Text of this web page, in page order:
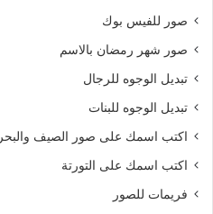
صور للفيس بوك
صور شهر رمضان بالاسم
تبديل الوجوه للرجال
تبديل الوجوه للبنات
اكتب اسمك على صور الصيف والبحر
اكتب اسمك على التورتة
فريمات للصور